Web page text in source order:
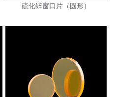
硫化锌窗口片（圆形）